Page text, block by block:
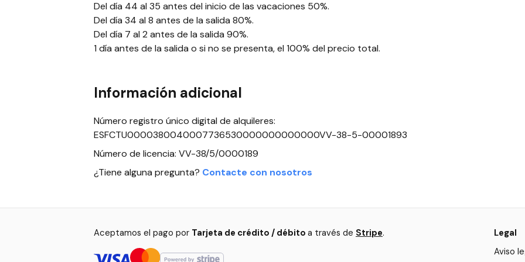
Del día 44 al 35 antes del inicio de las vacaciones 50%.
Del día 34 al 8 antes de la salida 80%.
Del día 7 al 2 antes de la salida 90%.
1 día antes de la salida o si no se presenta, el 100% del precio total.
Información adicional
Número registro único digital de alquileres:
ESFCTU0000380040007736530000000000000VV-38-5-00001893
Número de licencia: VV-38/5/0000189
¿Tiene alguna pregunta? Contacte con nosotros
Aceptamos el pago por Tarjeta de crédito / débito a través de Stripe.
Legal
Aviso